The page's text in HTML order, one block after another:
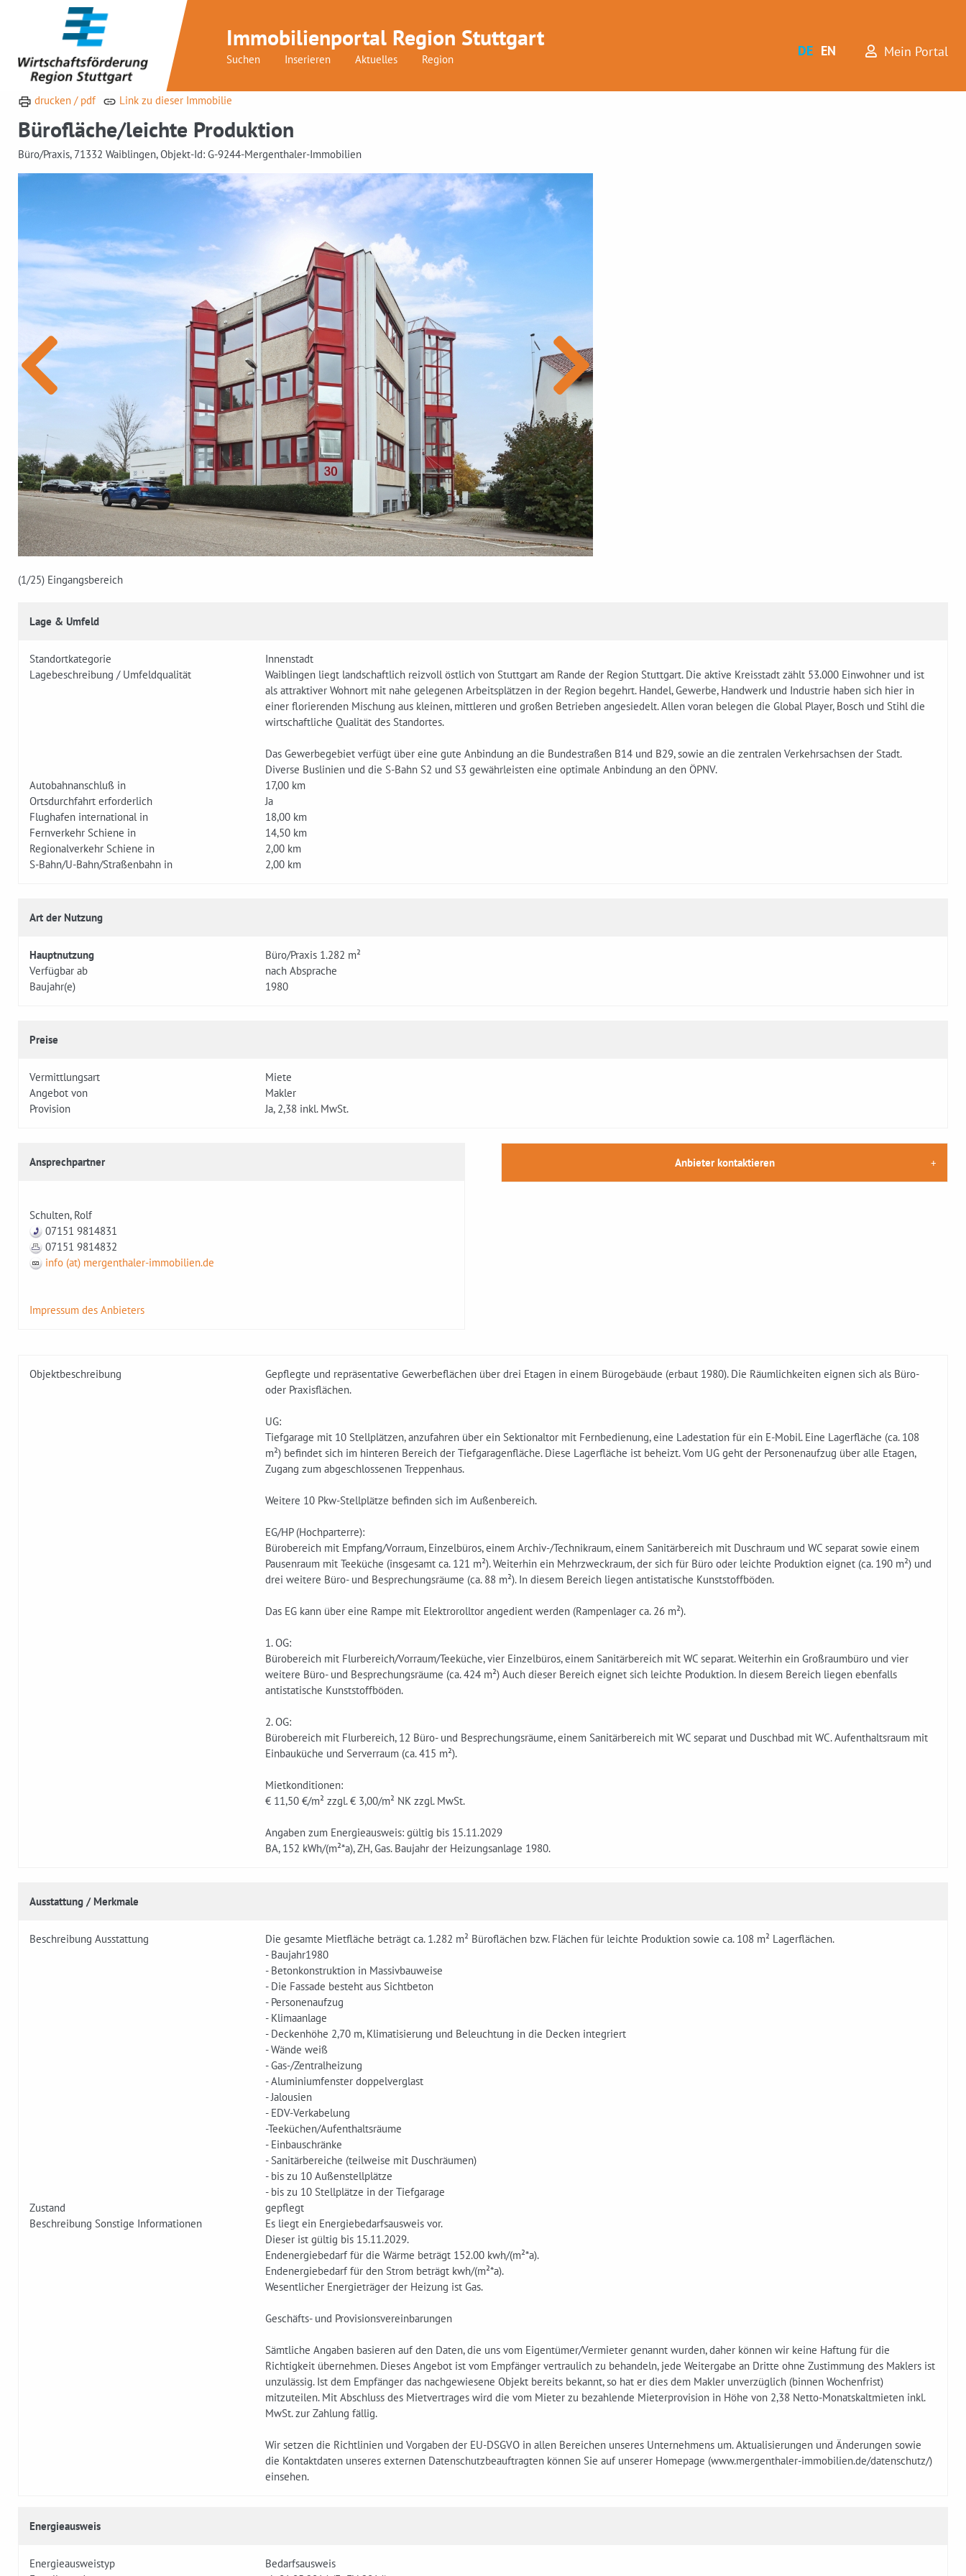
Immobilienportal Region Stuttgart
Suchen Inserieren Aktuelles Region
DE EN Mein Portal
drucken / pdf Link zu dieser Immobilie
Bürofläche/leichte Produktion
Büro/Praxis, 71332 Waiblingen, Objekt-Id: G-9244-Mergenthaler-Immobilien
(1/25) Eingangsbereich
Lage & Umfeld
Standortkategorie
Innenstadt
Lagebeschreibung / Umfeldqualität
Waiblingen liegt landschaftlich reizvoll östlich von Stuttgart am Rande der Region Stuttgart. Die aktive Kreisstadt zählt 53.000 Einwohner und ist
als attraktiver Wohnort mit nahe gelegenen Arbeitsplätzen in der Region begehrt. Handel, Gewerbe, Handwerk und Industrie haben sich hier in
einer florierenden Mischung aus kleinen, mittleren und großen Betrieben angesiedelt. Allen voran belegen die Global Player, Bosch und Stihl die
wirtschaftliche Qualität des Standortes.
Das Gewerbegebiet verfügt über eine gute Anbindung an die Bundestraßen B14 und B29, sowie an die zentralen Verkehrsachsen der Stadt.
Diverse Buslinien und die S-Bahn S2 und S3 gewährleisten eine optimale Anbindung an den ÖPNV.
Autobahnanschluß in
17,00 km
Ortsdurchfahrt erforderlich
Ja
Flughafen international in
18,00 km
Fernverkehr Schiene in
14,50 km
Regionalverkehr Schiene in
2,00 km
S-Bahn/U-Bahn/Straßenbahn in
2,00 km
Art der Nutzung
Hauptnutzung
Büro/Praxis 1.282 m²
Verfügbar ab
nach Absprache
Baujahr(e)
1980
Preise
Vermittlungsart
Miete
Angebot von
Makler
Provision
Ja, 2,38 inkl. MwSt.
Ansprechpartner
Schulten, Rolf
07151 9814831
07151 9814832
info (at) mergenthaler-immobilien.de
Impressum des Anbieters
Anbieter kontaktieren
Objektbeschreibung
Gepflegte und repräsentative Gewerbeflächen über drei Etagen in einem Bürogebäude (erbaut 1980). Die Räumlichkeiten eignen sich als Büro-
oder Praxisflächen.
UG:
Tiefgarage mit 10 Stellplätzen, anzufahren über ein Sektionaltor mit Fernbedienung, eine Ladestation für ein E-Mobil. Eine Lagerfläche (ca. 108
m²) befindet sich im hinteren Bereich der Tiefgaragenfläche. Diese Lagerfläche ist beheizt. Vom UG geht der Personenaufzug über alle Etagen,
Zugang zum abgeschlossenen Treppenhaus.
Weitere 10 Pkw-Stellplätze befinden sich im Außenbereich.
EG/HP (Hochparterre):
Bürobereich mit Empfang/Vorraum, Einzelbüros, einem Archiv-/Technikraum, einem Sanitärbereich mit Duschraum und WC separat sowie einem
Pausenraum mit Teeküche (insgesamt ca. 121 m²). Weiterhin ein Mehrzweckraum, der sich für Büro oder leichte Produktion eignet (ca. 190 m²) und
drei weitere Büro- und Besprechungsräume (ca. 88 m²). In diesem Bereich liegen antistatische Kunststoffböden.
Das EG kann über eine Rampe mit Elektrorolltor angedient werden (Rampenlager ca. 26 m²).
1. OG:
Bürobereich mit Flurbereich/Vorraum/Teeküche, vier Einzelbüros, einem Sanitärbereich mit WC separat. Weiterhin ein Großraumbüro und vier
weitere Büro- und Besprechungsräume (ca. 424 m²) Auch dieser Bereich eignet sich leichte Produktion. In diesem Bereich liegen ebenfalls
antistatische Kunststoffböden.
2. OG:
Bürobereich mit Flurbereich, 12 Büro- und Besprechungsräume, einem Sanitärbereich mit WC separat und Duschbad mit WC. Aufenthaltsraum mit
Einbauküche und Serverraum (ca. 415 m²).
Mietkonditionen:
€ 11,50 €/m² zzgl. € 3,00/m² NK zzgl. MwSt.
Angaben zum Energieausweis: gültig bis 15.11.2029
BA, 152 kWh/(m²*a), ZH, Gas. Baujahr der Heizungsanlage 1980.
Ausstattung / Merkmale
Beschreibung Ausstattung
Die gesamte Mietfläche beträgt ca. 1.282 m² Büroflächen bzw. Flächen für leichte Produktion sowie ca. 108 m² Lagerflächen.
- Baujahr1980
- Betonkonstruktion in Massivbauweise
- Die Fassade besteht aus Sichtbeton
- Personenaufzug
- Klimaanlage
- Deckenhöhe 2,70 m, Klimatisierung und Beleuchtung in die Decken integriert
- Wände weiß
- Gas-/Zentralheizung
- Aluminiumfenster doppelverglast
- Jalousien
- EDV-Verkabelung
-Teeküchen/Aufenthaltsräume
- Einbauschränke
- Sanitärbereiche (teilweise mit Duschräumen)
- bis zu 10 Außenstellplätze
- bis zu 10 Stellplätze in der Tiefgarage
Zustand
gepflegt
Beschreibung Sonstige Informationen
Es liegt ein Energiebedarfsausweis vor.
Dieser ist gültig bis 15.11.2029.
Endenergiebedarf für die Wärme beträgt 152.00 kwh/(m²*a).
Endenergiebedarf für den Strom beträgt kwh/(m²*a).
Wesentlicher Energieträger der Heizung ist Gas.
Geschäfts- und Provisionsvereinbarungen
Sämtliche Angaben basieren auf den Daten, die uns vom Eigentümer/Vermieter genannt wurden, daher können wir keine Haftung für die
Richtigkeit übernehmen. Dieses Angebot ist vom Empfänger vertraulich zu behandeln, jede Weitergabe an Dritte ohne Zustimmung des Maklers ist
unzulässig. Ist dem Empfänger das nachgewiesene Objekt bereits bekannt, so hat er dies dem Makler unverzüglich (binnen Wochenfrist)
mitzuteilen. Mit Abschluss des Mietvertrages wird die vom Mieter zu bezahlende Mieterprovision in Höhe von 2,38 Netto-Monatskaltmieten inkl.
MwSt. zur Zahlung fällig.
Wir setzen die Richtlinien und Vorgaben der EU-DSGVO in allen Bereichen unseres Unternehmens um. Aktualisierungen und Änderungen sowie
die Kontaktdaten unseres externen Datenschutzbeauftragten können Sie auf unserer Homepage (www.mergenthaler-immobilien.de/datenschutz/)
einsehen.
Energieausweis
Energieausweistyp
Bedarfsausweis